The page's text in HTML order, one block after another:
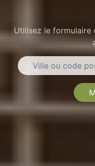
Utilisez le formulaire